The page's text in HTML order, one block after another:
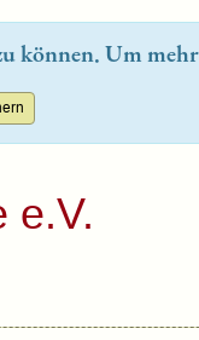
können. Um
e.V.